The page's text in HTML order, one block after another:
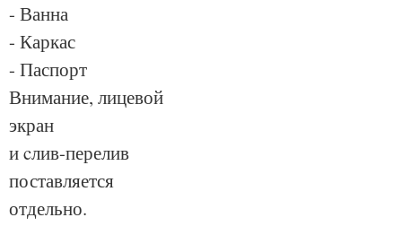
- Ванна
- Каркас
- Паспорт
Внимание, лицевой
экран
и cлив-перелив
поставляется
отдельно.